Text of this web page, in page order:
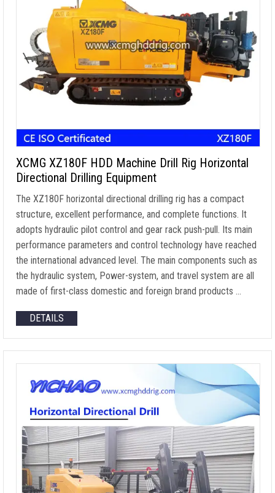
XCMG XZ180F HDD Machine Drill Rig Horizontal
Directional Drilling Equipment
The XZ180F horizontal directional drilling rig has a compact
structure, excellent performance, and complete functions. It
adopts hydraulic pilot control and gear rack push-pull. Its main
performance parameters and control technology have reached
the international advanced level. The main components such as
the hydraulic system, Power-system, and travel system are all
made of first-class domestic and foreign brand products …
DETAILS